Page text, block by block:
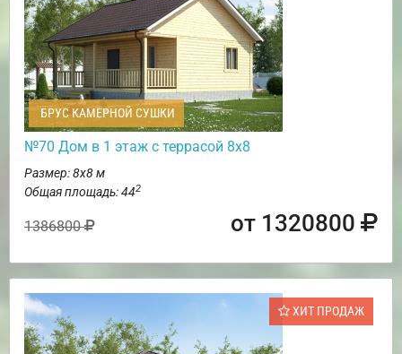
БРУС КАМЕРНОЙ СУШКИ
№70 Дом в 1 этаж с террасой 8х8
Размер: 8х8 м
Общая площадь: 442
1386800 от 1320800
ХИТ ПРОДАЖ